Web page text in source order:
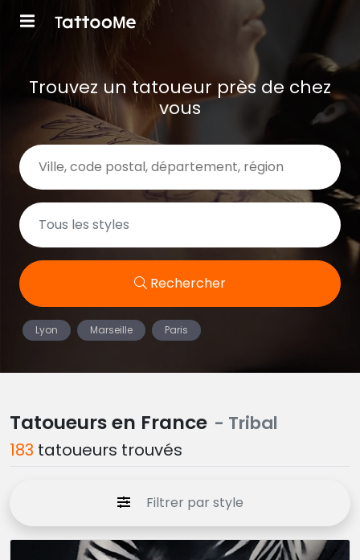
Trouvez un tatoueur près de chez
vous
Rechercher
Lyon Marseille Paris
Tatoueurs en France - Tribal
183 tatoueurs trouvés
Filtrer par style